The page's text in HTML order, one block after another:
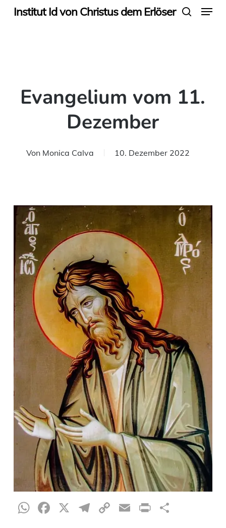
SkipInstitut Id von Christus dem Erlöser Menu
Evangelium vom 11.
Dezember
Von Monica Calva 10. Dezember 2022
WhatsApp
Facebook
X Telegram
CopyEmailPrint